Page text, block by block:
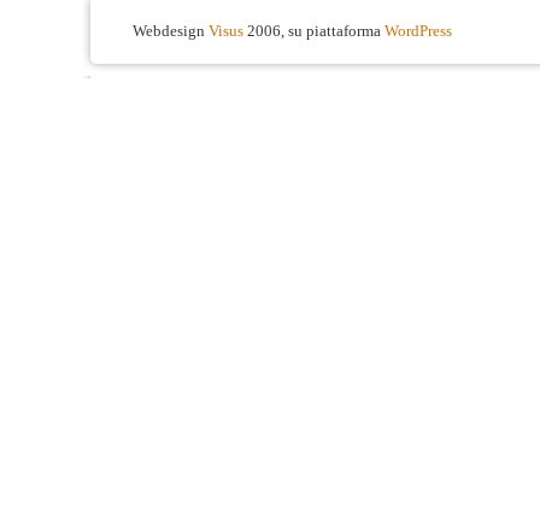
Webdesign Visus 2006, su piattaforma WordPress